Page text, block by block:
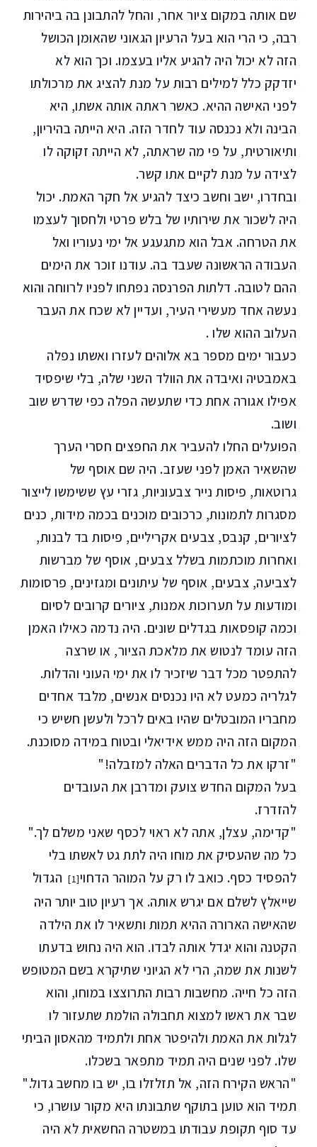
שם אותה במקום ציור אחר, והחל להתבונן בה ביהירות
רבה, כי הרי הוא בעל הרעיון הגאוני שהאומן הכושל
הזה לא יכול היה להגיע אליו בעצמו. וכך הוא לא
יזדקק כלל למילים רבות על מנת להציג את מרכולתו
לפני האישה ההיא. כאשר ראתה אותה אשתו, היא
הבינה ולא נכנסה עוד לחדר הזה. היא הייתה בהיריון,
ותיאורטית, על פי מה שראתה, לא הייתה זקוקה לו
לצידה על מנת לקיים אתו קשר.
ובחדרו, ישב וחשב כיצד להגיע אל חקר האמת. יכול
היה לשכור את שירותיו של בלש פרטי ולחסוך לעצמו
את הטרחה. אבל הוא מתגעגע אל ימי נעוריו ואל
העבודה הראשונה שעבד בה. עודנו זוכר את הימים
ההם לטובה. דלתות הפרנסה נפתחו לפניו לרווחה והוא
נעשה אחד מעשירי העיר, ועדיין לא שכח את העבר
העלוב ההוא שלו .
כעבור ימים מספר בא אלוהים לעזרו ואשתו נפלה
באמבטיה ואיבדה את הוולד השני שלה, בלי שיפסיד
אפילו אגורה אחת כדי שתעשה הפלה כפי שדרש שוב
ושוב.
הפועלים החלו להעביר את החפצים חסרי הערך
שהשאיר האמן לפני שעזב. היה שם אוסף של
גרוטאות, פיסות נייר צבעוניות, גזרי עץ ששימשו לייצור
מסגרות לתמונות, כרכובים מוכנים בכמה מידות, כנים
לציורים, קנבס, צבעים אקריליים, פיסות בד לבנות,
ואחרות מוכתמות בשלל צבעים, אוסף של מברשות
לצביעה, צבעים, אוסף של עיתונים ומגזינים, פרסומות
ומודעות על תערוכות אמנות, ציורים קרובים לסיום
וכמה קופסאות בגדלים שונים. היה נדמה כאילו האמן
הזה עומד לנטוש את מלאכת הציור, או שרצה
להתפטר מכל דבר שיזכיר לו את ימי העוני והדלות.
לגלריה כמעט לא היו נכנסים אנשים, מלבד אחדים
מחבריו המובטלים שהיו באים לרכל ולעשן חשיש כי
המקום הזה היה ממש אידיאלי ובטוח במידה מסוכנת.
"זרקו את כל הדברים האלה למזבלה!"
בעל המקום החדש צועק ומדרבן את העובדים
להזדרז.
"קדימה, עצלן, אתה לא ראוי לכסף שאני משלם לך."
כל מה שהעסיק את מוחו היה לתת גט לאשתו בלי
להפסיד כסף. כואב לו רק על המוהר הדחוי[1]
הגדול
שייאלץ לשלם אם יגרש אותה. אך רעיון טוב יותר היה
שהאישה הארורה ההיא תמות ותשאיר לו את הילדה
הקטנה והוא יגדל אותה לבדו. הוא היה נחוש בדעתו
לשנות את שמה, הרי לא הגיוני שתיקרא בשם המטופש
הזה כל חייה. מחשבות רבות התרוצצו במוחו, והוא
שבר את ראשו למצוא תחבולה הולמת שתעזור לו
לגלות את האמת ולהיפטר אחת ולתמיד מהאסון הביתי
שלו. לפני שנים היה תמיד מתפאר בשכלו.
"הראש הקירח הזה, אל תזלזלו בו, יש בו מחשב גדול."
תמיד הוא טוען בתוקף שתבונתו היא מקור עושרו, כי
עד סוף תקופת עבודתו במשטרה החשאית לא היה